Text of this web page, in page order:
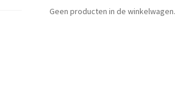
Geen producten in de winkelwagen.